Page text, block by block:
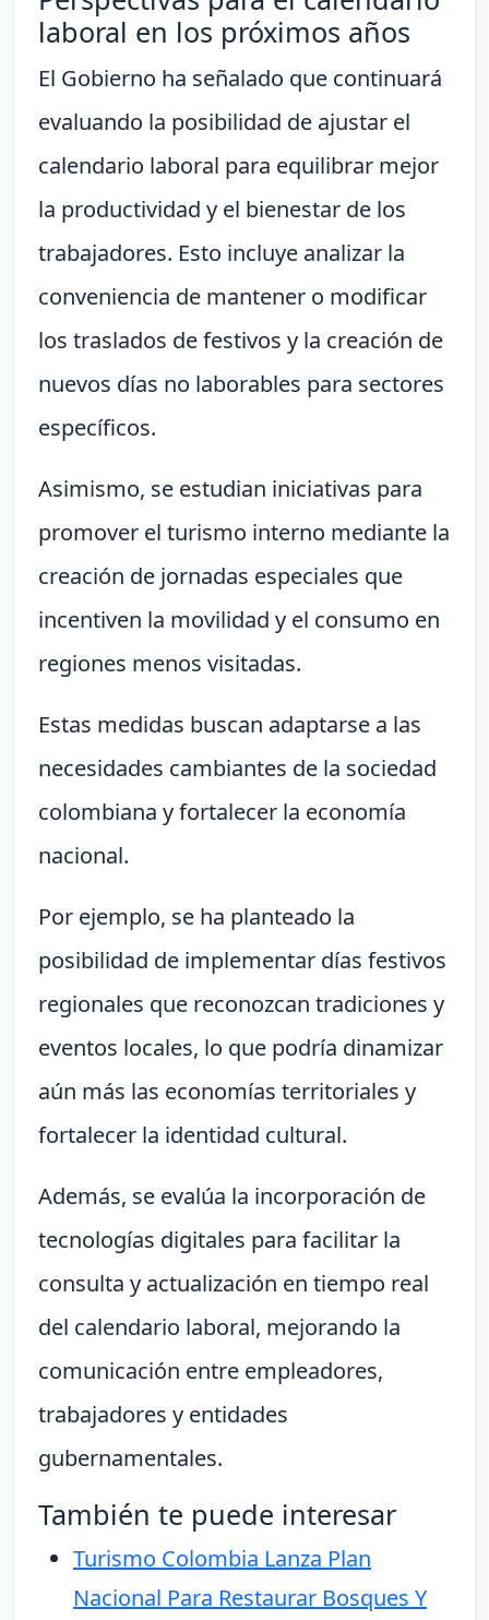
laboral en los próximos años
El Gobierno ha señalado que continuará
evaluando la posibilidad de ajustar el
calendario laboral para equilibrar mejor
la productividad y el bienestar de los
trabajadores. Esto incluye analizar la
conveniencia de mantener o modificar
los traslados de festivos y la creación de
nuevos días no laborables para sectores
específicos.
Asimismo, se estudian iniciativas para
promover el turismo interno mediante la
creación de jornadas especiales que
incentiven la movilidad y el consumo en
regiones menos visitadas.
Estas medidas buscan adaptarse a las
necesidades cambiantes de la sociedad
colombiana y fortalecer la economía
nacional.
Por ejemplo, se ha planteado la
posibilidad de implementar días festivos
regionales que reconozcan tradiciones y
eventos locales, lo que podría dinamizar
aún más las economías territoriales y
fortalecer la identidad cultural.
Además, se evalúa la incorporación de
tecnologías digitales para facilitar la
consulta y actualización en tiempo real
del calendario laboral, mejorando la
comunicación entre empleadores,
trabajadores y entidades
gubernamentales.
También te puede interesar
Turismo Colombia Lanza Plan
Nacional Para Restaurar Bosques Y